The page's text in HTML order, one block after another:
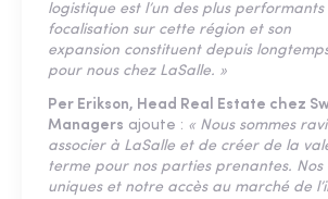
logistique est l’un des plus performants
focalisation sur cette région et son
expansion constituent depuis
pour nous chez LaSalle. »
Per Erikson, Head Real Estate chez
Managers ajoute : « Nous sommes
associer à LaSalle et de créer de la
terme pour nos parties prenantes. Nos
uniques et notre accès au marché de